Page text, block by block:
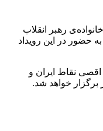
رهبر انقلاب
حضور در این رویداد
اقصی‌ نقاط ایران و
خواهد شد.